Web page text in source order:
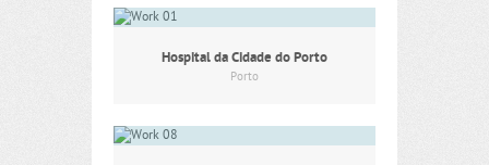
Hospital da Cidade do Porto
Porto